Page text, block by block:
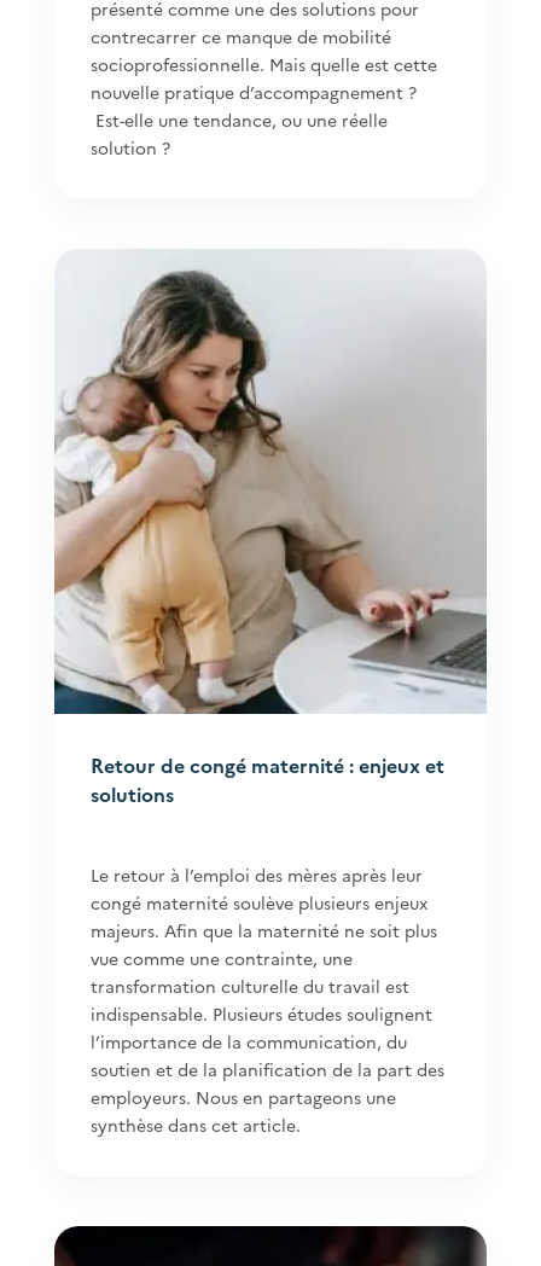
présenté comme une des solutions pour
contrecarrer ce manque de mobilité
socioprofessionnelle. Mais quelle est cette
nouvelle pratique d’accompagnement ?
Est-elle une tendance, ou une réelle
solution ?
Retour de congé maternité : enjeux et
solutions
Le retour à l’emploi des mères après leur
congé maternité soulève plusieurs enjeux
majeurs. Afin que la maternité ne soit plus
vue comme une contrainte, une
transformation culturelle du travail est
indispensable. Plusieurs études soulignent
l’importance de la communication, du
soutien et de la planification de la part des
employeurs. Nous en partageons une
synthèse dans cet article.